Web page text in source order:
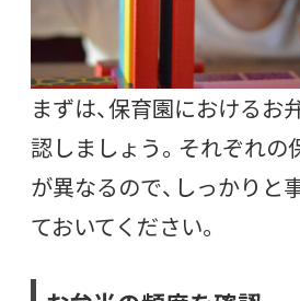
まずは、保育園におけるお
認しましょう。それぞれの
が異なるので、しっかりと
ておいてください。